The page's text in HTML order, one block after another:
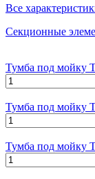
Все
Секционные
Тумба под мойку
Тумба под мойку
Тумба под мойку